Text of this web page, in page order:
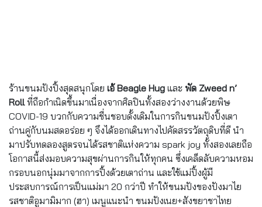
ร้านขนมปังปิ้งสุดสนุกโดย เอ้ Beagle Hug และ พัด Zweed n’
Rollที่ถือกำเนิดขึ้นมาเนื่องจากศิลปินทั้งสองว่างงานด้วยพิษ
COVID-19 บวกกับความชื่นชอบดั้งเดิมในการกินขนมปังปิ้งเตา
ถ่านคู่กับนมสดอร่อย ๆ จึงได้ออกเดินทางไปคัดสรรวัตถุดิบที่ดี นำ
มาปรับทดลองสูตรจนได้รสชาติแห่งความ spark joy ทั้งสองเลยถือ
โอกาสนี้ส่งมอบความสุขผ่านการกินให้ทุกคน ซึ่งเคล็ดลับความหอม
กรอบนอกนุ่มมาจากการปิ้งด้วยเตาถ่าน และใช้แม่ปิ้งผู้มี
ประสบการณ์การเป็นแม่มา 20 กว่าปี ทำให้ขนมปังของปังมาไย
รสชาติอูมามิมาก (ฮา) เมนูแนะนำ ขนมปังเนย+สังขยาชาไทย